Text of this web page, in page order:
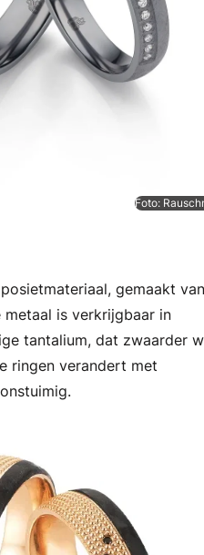
Foto:
gemaakt van
is verkrijgbaar in
tantalium, dat zwaarder
ringen verandert met